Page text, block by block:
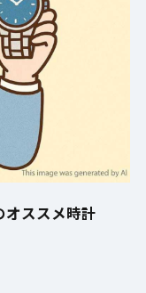
オススメ時計